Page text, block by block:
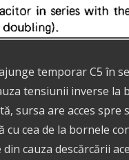
temporar C5 în
tensiunii inverse la
sursa are acces
cu cea de la bornele
din cauza descărcării